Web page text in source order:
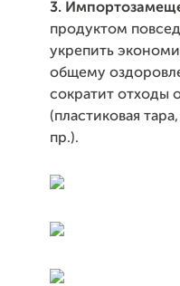
3.
продуктом
укрепить
общему
сократит отходы
(пластиковая
пр.).